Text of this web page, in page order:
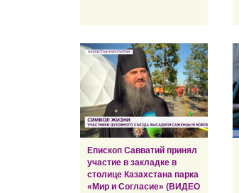
Епископ Савватий принял
участие в закладке в
столице Казахстана парка
«Мир и Согласие» (ВИДЕО